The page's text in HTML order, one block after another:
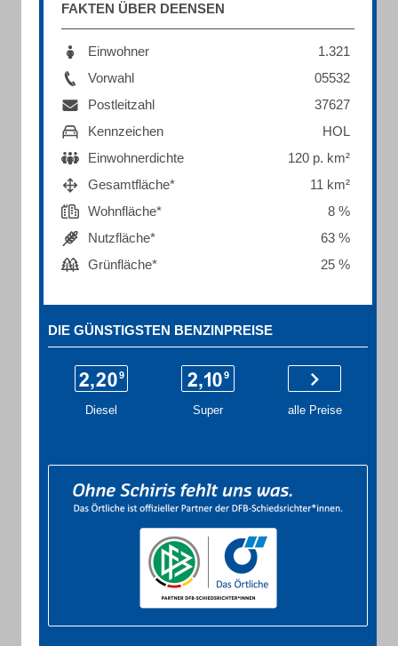
FAKTEN ÜBER DEENSEN
Einwohner
1.321
Vorwahl
05532
Postleitzahl
37627
Kennzeichen
HOL
Einwohnerdichte
120 p. km²
Gesamtfläche*
11 km²
Wohnfläche*
8 %
Nutzfläche*
63 %
Grünfläche*
25 %
DIE GÜNSTIGSTEN BENZINPREISE
Diesel Super alle Preise